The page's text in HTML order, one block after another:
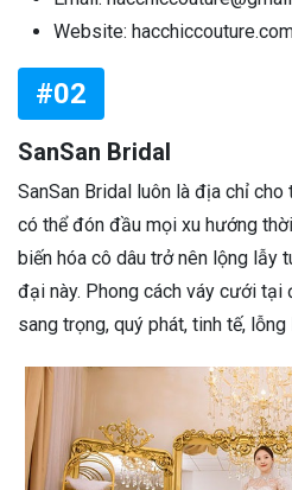
Website:
#02
SanSan Bridal
SanSan Bridal luôn là địa chỉ
có thể đón đầu mọi xu hướng
biến hóa cô dâu trở nên lộng lẫy
đại này. Phong cách váy cưới
sang trọng, quý phát, tinh tế, lỗng